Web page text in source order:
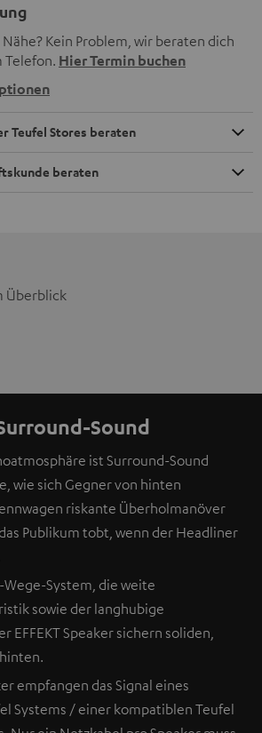
Kein Problem, wir beraten dich
Telefon. Hier Termin buchen
Teufel Stores beraten
beraten
Überblick
Sound
ist Surround-Sound
wie sich Gegner von hinten
riskante Überholmanöver
Publikum tobt, wenn der Headliner
Wege-System, die weite
sowie der langhubige
Speaker sichern soliden,
empfangen das Signal eines
Systems / einer kompatiblen Teufel